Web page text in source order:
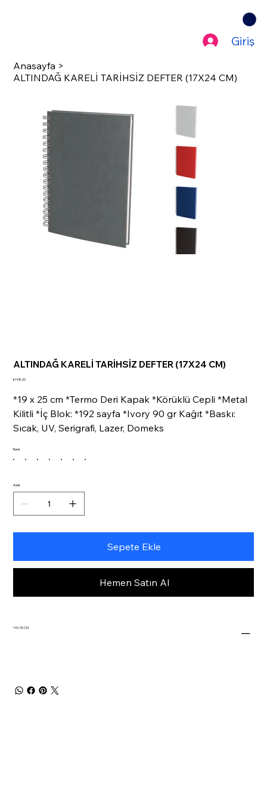
Giriş
Anasayfa >
ALTINDAĞ KARELİ TARİHSİZ DEFTER (17X24 CM)
ALTINDAĞ KARELİ TARİHSİZ DEFTER (17X24 CM)
Fiyat
₺198,00
*19 x 25 cm *Termo Deri Kapak *Körüklü Cepli *Metal
Kilitli *İç Blok: *192 sayfa *Ivory 90 gr Kağıt *Baskı:
Sıcak, UV, Serigrafi, Lazer, Domeks
Renk
Adet
Sepete Ekle
Hemen Satın Al
19X25 CM